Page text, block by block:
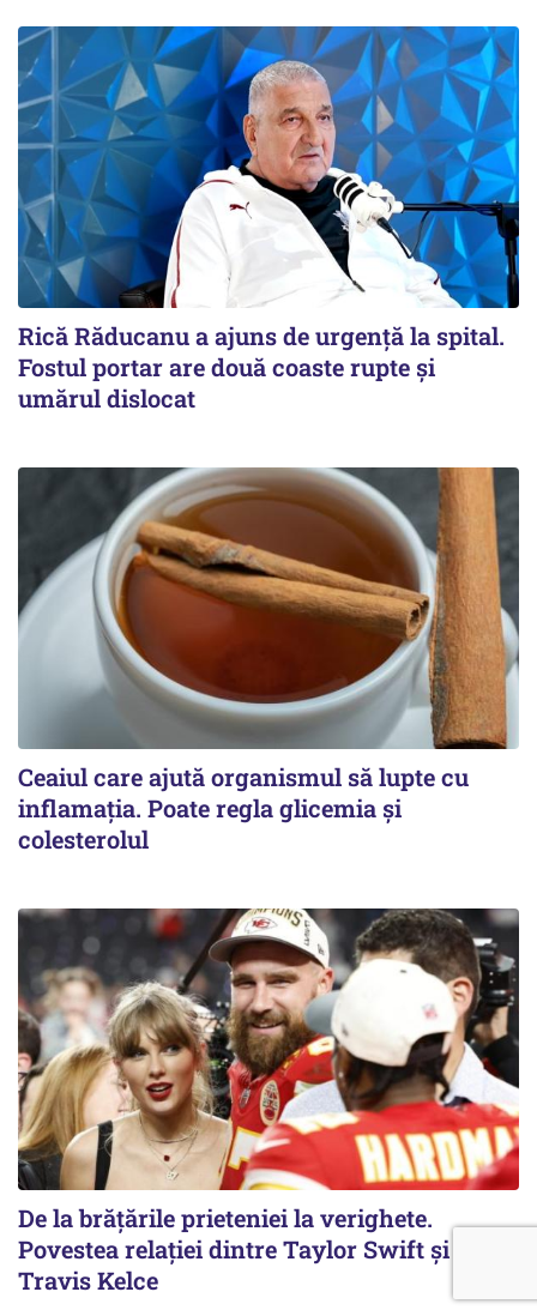
Rică Răducanu a ajuns de urgență la spital.
Fostul portar are două coaste rupte și
umărul dislocat
Ceaiul care ajută organismul să lupte cu
inflamația. Poate regla glicemia și
colesterolul
De la brățările prieteniei la verighete.
Povestea relației dintre Taylor Swift și
Travis Kelce